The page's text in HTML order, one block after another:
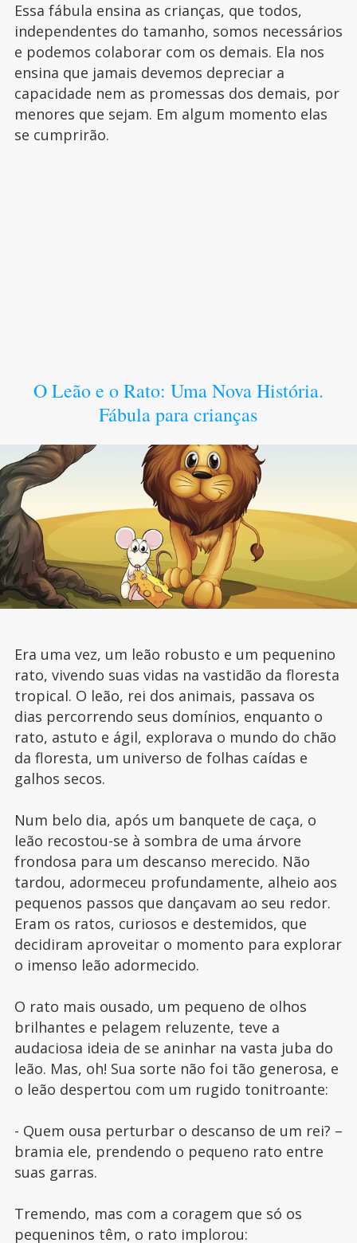
Essa fábula ensina as crianças, que todos,
independentes do tamanho, somos necessários
e podemos colaborar com os demais. Ela nos
ensina que jamais devemos depreciar a
capacidade nem as promessas dos demais, por
menores que sejam. Em algum momento elas
se cumprirão.
O Leão e o Rato: Uma Nova História.
Fábula para crianças
Era uma vez, um leão robusto e um pequenino
rato, vivendo suas vidas na vastidão da floresta
tropical. O leão, rei dos animais, passava os
dias percorrendo seus domínios, enquanto o
rato, astuto e ágil, explorava o mundo do chão
da floresta, um universo de folhas caídas e
galhos secos.
Num belo dia, após um banquete de caça, o
leão recostou-se à sombra de uma árvore
frondosa para um descanso merecido. Não
tardou, adormeceu profundamente, alheio aos
pequenos passos que dançavam ao seu redor.
Eram os ratos, curiosos e destemidos, que
decidiram aproveitar o momento para explorar
o imenso leão adormecido.
O rato mais ousado, um pequeno de olhos
brilhantes e pelagem reluzente, teve a
audaciosa ideia de se aninhar na vasta juba do
leão. Mas, oh! Sua sorte não foi tão generosa, e
o leão despertou com um rugido tonitroante:
- Quem ousa perturbar o descanso de um rei? –
bramia ele, prendendo o pequeno rato entre
suas garras.
Tremendo, mas com a coragem que só os
pequeninos têm, o rato implorou: